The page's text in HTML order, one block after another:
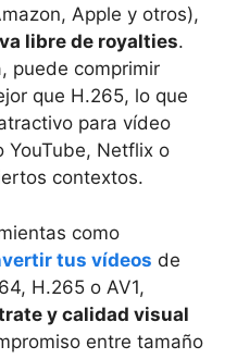
Apple y otros),
libre de royalties.
puede comprimir
que H.265, lo que
para vídeo
YouTube, Netflix o
contextos.
como
tus vídeos de
H.265 o AV1,
y calidad visual
entre tamaño